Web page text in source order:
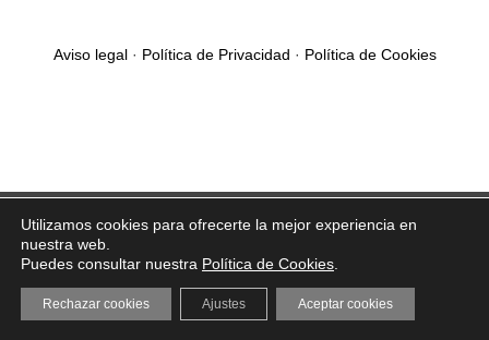
Aviso legal· Política de Privacidad · Política de Cookies
Utilizamos cookies para ofrecerte la mejor experiencia en
nuestra web.
Puedes consultar nuestra Política de Cookies
Aceptar cookies
Rechazar cookies Ajustes